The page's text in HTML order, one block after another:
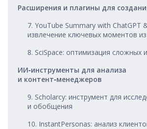
Расширения и плагины для
7. YouTube Summary with ChatGPT
извлечение ключевых моментов
8. SciSpace: оптимизация сложных
ИИ‑инструменты для анализа
и контент‑менеджеров
9. Scholarcy: инструмент для
и обобщения
10. InstantPersonas: анализ